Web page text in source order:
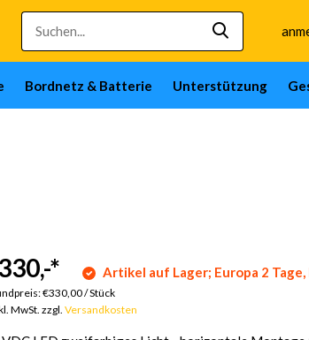
Bordnetz & Batterie Unterstützung
* Artikel auf Lager; Europa 2 Tage,
€330,00/Stück
MwSt. zzgl.Versandkosten